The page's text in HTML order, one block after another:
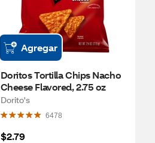
Agregar
Doritos Tortilla Chips Nacho
Cheese Flavored, 2.75 oz
Dorito's
6478
$2.79